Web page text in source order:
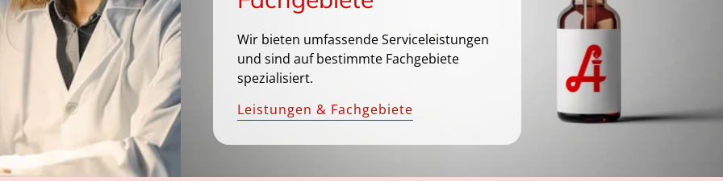
Wir bieten umfassende Serviceleistungen
und sind auf bestimmte Fachgebiete
spezialisiert.
Leistungen & Fachgebiete